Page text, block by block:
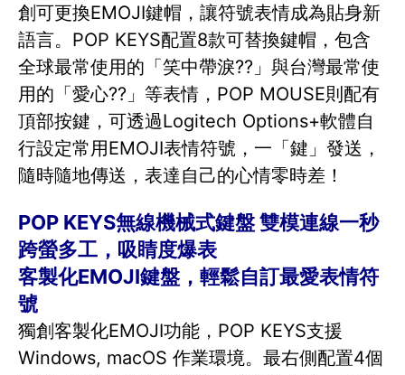
創可更換EMOJI鍵帽，讓符號表情成為貼身新
語言。POP KEYS配置8款可替換鍵帽，包含
全球最常使用的「笑中帶淚??」與台灣最常使
用的「愛心??」等表情，POP MOUSE則配有
頂部按鍵，可透過Logitech Options+軟體自
行設定常用EMOJI表情符號，一「鍵」發送，
隨時隨地傳送，表達自己的心情零時差！
POP KEYS無線機械式鍵盤 雙模連線一秒
跨螢多工，吸睛度爆表
客製化EMOJI鍵盤，輕鬆自訂最愛表情符
號
獨創客製化EMOJI功能，POP KEYS支援
Windows, macOS 作業環境。最右側配置4個